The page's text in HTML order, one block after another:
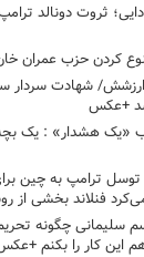
ثروت دونالد
کردن حزب عمران
شهادت سردار
+عکس
ترامپ به چین
فنلاند بخشی
سلیمانی چگونه
این کار را بکنم